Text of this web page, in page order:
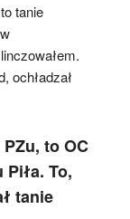
tanie
ochładzał
to OC
To,
tanie